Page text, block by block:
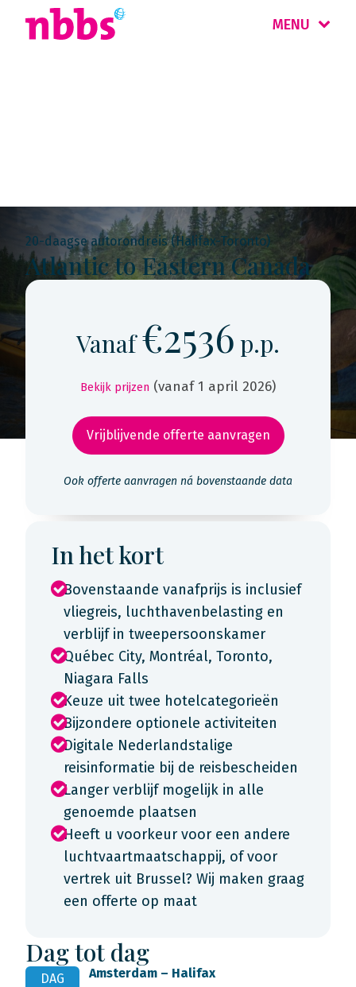
MENU
20-daagse autorondreis (Halifax-Toronto)
Atlantic to Eastern Canada
Vanaf€2536 p.p.
Bekijk prijzen (vanaf 1 april 2026)
Vrijblijvende offerte aanvragen
Ook offerte aanvragen ná bovenstaande data
In het kort
Bovenstaande vanafprijs is inclusief
vliegreis, luchthavenbelasting en
verblijf in tweepersoonskamer
Québec City, Montréal, Toronto,
Niagara Falls
Keuze uit twee hotelcategorieën
Bijzondere optionele activiteiten
Digitale Nederlandstalige
reisinformatie bij de reisbescheiden
Langer verblijf mogelijk in alle
genoemde plaatsen
Heeft u voorkeur voor een andere
luchtvaartmaatschappij, of voor
vertrek uit Brussel? Wij maken graag
een offerte op maat
Dag tot dag
DAG
Amsterdam – Halifax